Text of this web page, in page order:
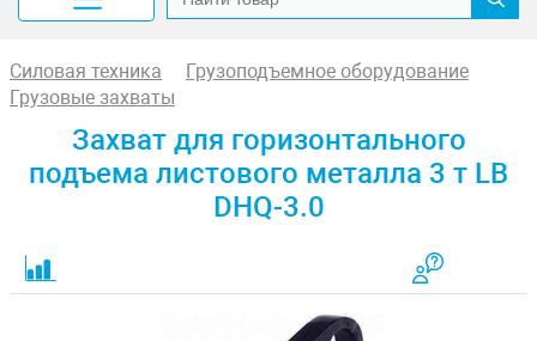
Силовая техника
Грузоподъемное оборудование
Грузовые захваты
Захват для горизонтального
подъема листового металла 3 т LB
DHQ-3.0